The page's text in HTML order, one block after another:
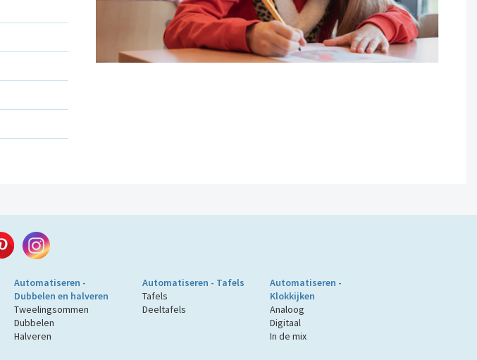
Automatiseren -
Dubbelen en halveren
Tweelingsommen
Dubbelen
Halveren
Automatiseren - Tafels
Tafels
Deeltafels
Automatiseren -
Klokkijken
Analoog
Digitaal
In de mix